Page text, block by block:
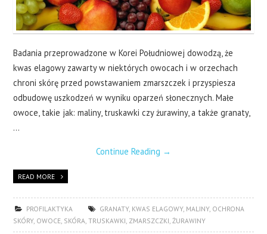
Badania przeprowadzone w Korei Południowej dowodzą, że
kwas elagowy zawarty w niektórych owocach i w orzechach
chroni skórę przed powstawaniem zmarszczek i przyspiesza
odbudowę uszkodzeń w wyniku oparzeń słonecznych. Małe
owoce, takie jak: maliny, truskawki czy żurawiny, a także granaty,
…
Continue Reading →
READ MORE
PROFILAKTYKA GRANATY, KWAS ELAGOWY, MALINY, OCHRONA
SKÓRY, OWOCE, SKÓRA,TRUSKAWKI, ZMARSZCZKI,ŻURAWINY